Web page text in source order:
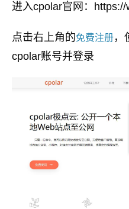
进入cpolar官网：
点击右上角的免费注册，
cpolar账号并登录